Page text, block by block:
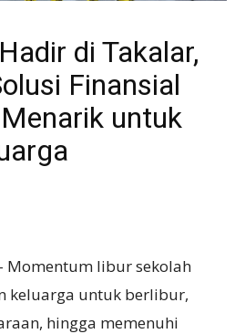
di Takalar,
Finansial
untuk
– Momentum libur sekolah
keluarga untuk berlibur,
hingga memenuhi